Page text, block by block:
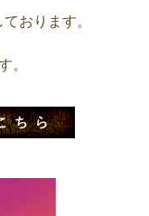
おります。
。